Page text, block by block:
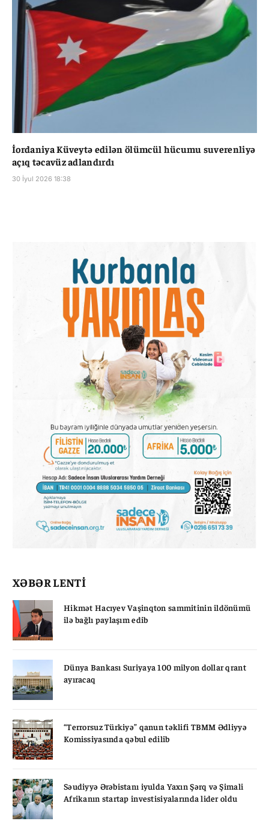
İordaniya Küveytə edilən ölümcül hücumu suverenliyə
açıq təcavüz adlandırdı
30 İyul 2026 18:38
XƏBƏR LENTİ
Hikmət Hacıyev Vaşinqton sammitinin ildönümü
ilə bağlı paylaşım edib
Dünya Bankası Suriyaya 100 milyon dollar qrant
ayıracaq
“Terrorsuz Türkiyə” qanun təklifi TBMM Ədliyyə
Komissiyasında qəbul edilib
Səudiyyə Ərəbistanı iyulda Yaxın Şərq və Şimali
Afrikanın startap investisiyalarında lider oldu